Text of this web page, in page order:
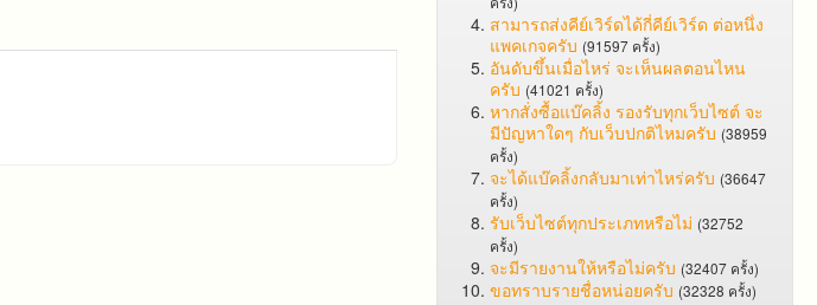
สามารถส่งคีย์เวิร์ดได้กี่คีย์เวิร์ด ต่อหนึ่ง
แพคเกจครับ (91597 ครั้ง)
อันดับขึ้นเมื่อไหร่ จะเห็นผลตอนไหน
ครับ (41021 ครั้ง)
หากสั่งซื้อแบ๊คลิ้ง รองรับทุกเว็บไซต์ จะ
มีปัญหาใดๆ กับเว็บปกติไหมครับ (38959
ครั้ง)
จะได้แบ๊คลิ้งกลับมาเท่าไหร่ครับ (36647
ครั้ง)
รับเว็บไซต์ทุกประเภทหรือไม่ (32752
ครั้ง)
จะมีรายงานให้หรือไม่ครับ (32407 ครั้ง)
ขอทราบรายชื่อหน่อยครับ (32328 ครั้ง)